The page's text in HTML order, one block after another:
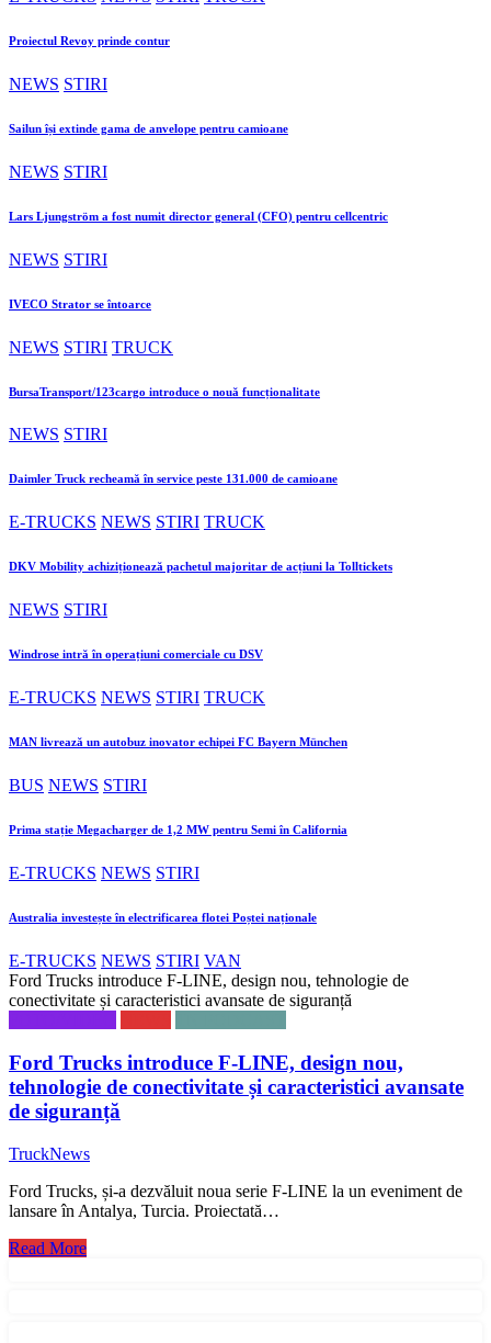
Proiectul Revoy prinde contur
NEWS STIRI
Sailun își extinde gama de anvelope pentru camioane
NEWS STIRI
Lars Ljungström a fost numit director general (CFO) pentru cellcentric
NEWS STIRI
IVECO Strator se întoarce
NEWS STIRI TRUCK
BursaTransport/123cargo introduce o nouă funcționalitate
NEWS STIRI
Daimler Truck recheamă în service peste 131.000 de camioane
E-TRUCKS NEWS STIRI TRUCK
DKV Mobility achiziționează pachetul majoritar de acțiuni la Tolltickets
NEWS STIRI
Windrose intră în operațiuni comerciale cu DSV
E-TRUCKS NEWS STIRI TRUCK
MAN livrează un autobuz inovator echipei FC Bayern München
BUS NEWS STIRI
Prima stație Megacharger de 1,2 MW pentru Semi în California
E-TRUCKS NEWS STIRI
Australia investește în electrificarea flotei Poștei naționale
E-TRUCKS NEWS STIRI VAN
Ford Trucks introduce F-LINE, design nou, tehnologie de
conectivitate și caracteristici avansate de siguranță
Ford Trucks introduce F-LINE, design nou,
tehnologie de conectivitate și caracteristici avansate
de siguranță
TruckNews
Ford Trucks, și-a dezvăluit noua serie F-LINE la un eveniment de
lansare în Antalya, Turcia. Proiectată…
Read More